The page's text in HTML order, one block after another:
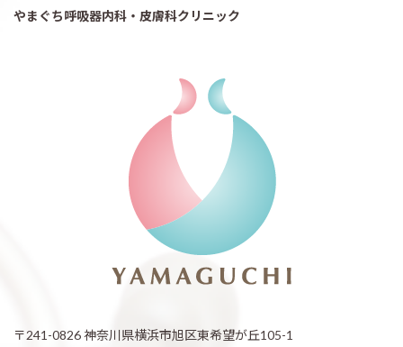
やまぐち呼吸器内科・皮膚科クリニック
〒241-0826 神奈川県横浜市旭区東希望が丘105-1